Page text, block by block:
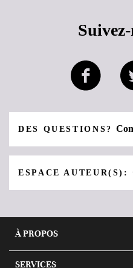
DES QUESTIONS?
ESPACE AUTEUR(S):
À PROPOS
SERVICES